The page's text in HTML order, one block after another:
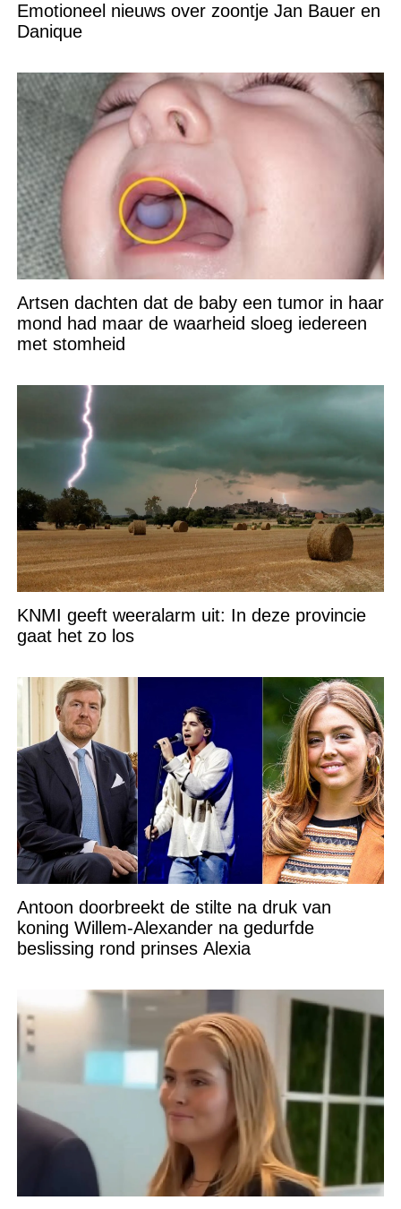
Emotioneel nieuws over zoontje Jan Bauer en
Danique
Artsen dachten dat de baby een tumor in haar
mond had maar de waarheid sloeg iedereen
met stomheid
KNMI geeft weeralarm uit: In deze provincie
gaat het zo los
Antoon doorbreekt de stilte na druk van
koning Willem-Alexander na gedurfde
beslissing rond prinses Alexia